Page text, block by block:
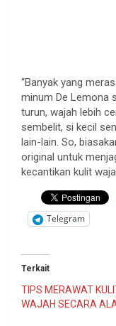
“Banyak yang
minum De Lemona
turun, wajah lebih
sembelit, si kecil
lain-lain. So,
original untuk
kecantikan kulit
Telegram
Terkait
TIPS MERAWAT
WAJAH SECARA